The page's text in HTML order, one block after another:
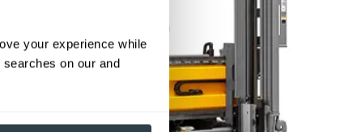
your experience while
on our and